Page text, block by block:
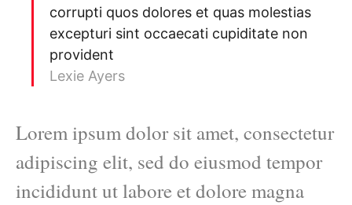
corrupti quos dolores et quas molestias
excepturi sint occaecati cupiditate non
provident
Lexie Ayers
Lorem ipsum dolor sit amet, consectetur
adipiscing elit, sed do eiusmod tempor
incididunt ut labore et dolore magna